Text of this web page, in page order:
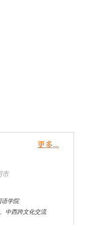
更多...
市
语学院
中西跨文化交流